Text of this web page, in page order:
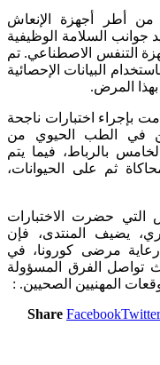
من أطر أجهزة الإنعاش
السلامة الوظيفية
التنفس الاصطناعي. تم
البيانات الإحصائية
بهذا المرض.
بإجراء اختبارات ناجحة
في الطب الحيوي من
بالرباط، فيما يتم
ثم على الحيوانات،
التي حضرت الاختبارات
يضيف المنتدى، فإن
مرضى كورونا، في
تواصل الفرق المسؤولة
المهنيين الصحيين. :
Share FacebookTwitter